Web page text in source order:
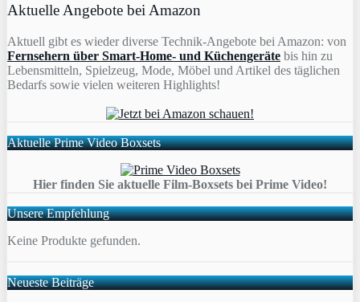
Aktuelle Angebote bei Amazon
Aktuell gibt es wieder diverse Technik-Angebote bei Amazon: von
Fernsehern über Smart-Home- und Küchengeräte bis hin zu
Lebensmitteln, Spielzeug, Mode, Möbel und Artikel des täglichen
Bedarfs sowie vielen weiteren Highlights!
Aktuelle Prime Video Boxsets
Hier finden Sie aktuelle Film-Boxsets bei Prime Video!
Unsere Empfehlung
Keine Produkte gefunden.
Neueste Beiträge